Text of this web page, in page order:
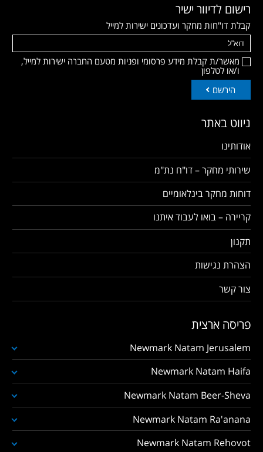
רישום לדיוור ישיר
קבלת דו"חות מחקר ועדכונים ישירות למייל
מאשר/ת קבלת מידע פרסומי ופניות מטעם החברה ישירות למייל,
ו/או לטלפון
הירשם
ניווט באתר
אודותינו
שירותי מחקר – דו"ח נת"מ
דוחות מחקר בינלאומיים
קריירה – בואו לעבוד איתנו
תקנון
הצהרת נגישות
צור קשר
פריסה ארצית
Newmark Natam Jerusalem
Newmark Natam Haifa
Newmark Natam Beer-Sheva
Newmark Natam Ra'anana
Newmark Natam Rehovot